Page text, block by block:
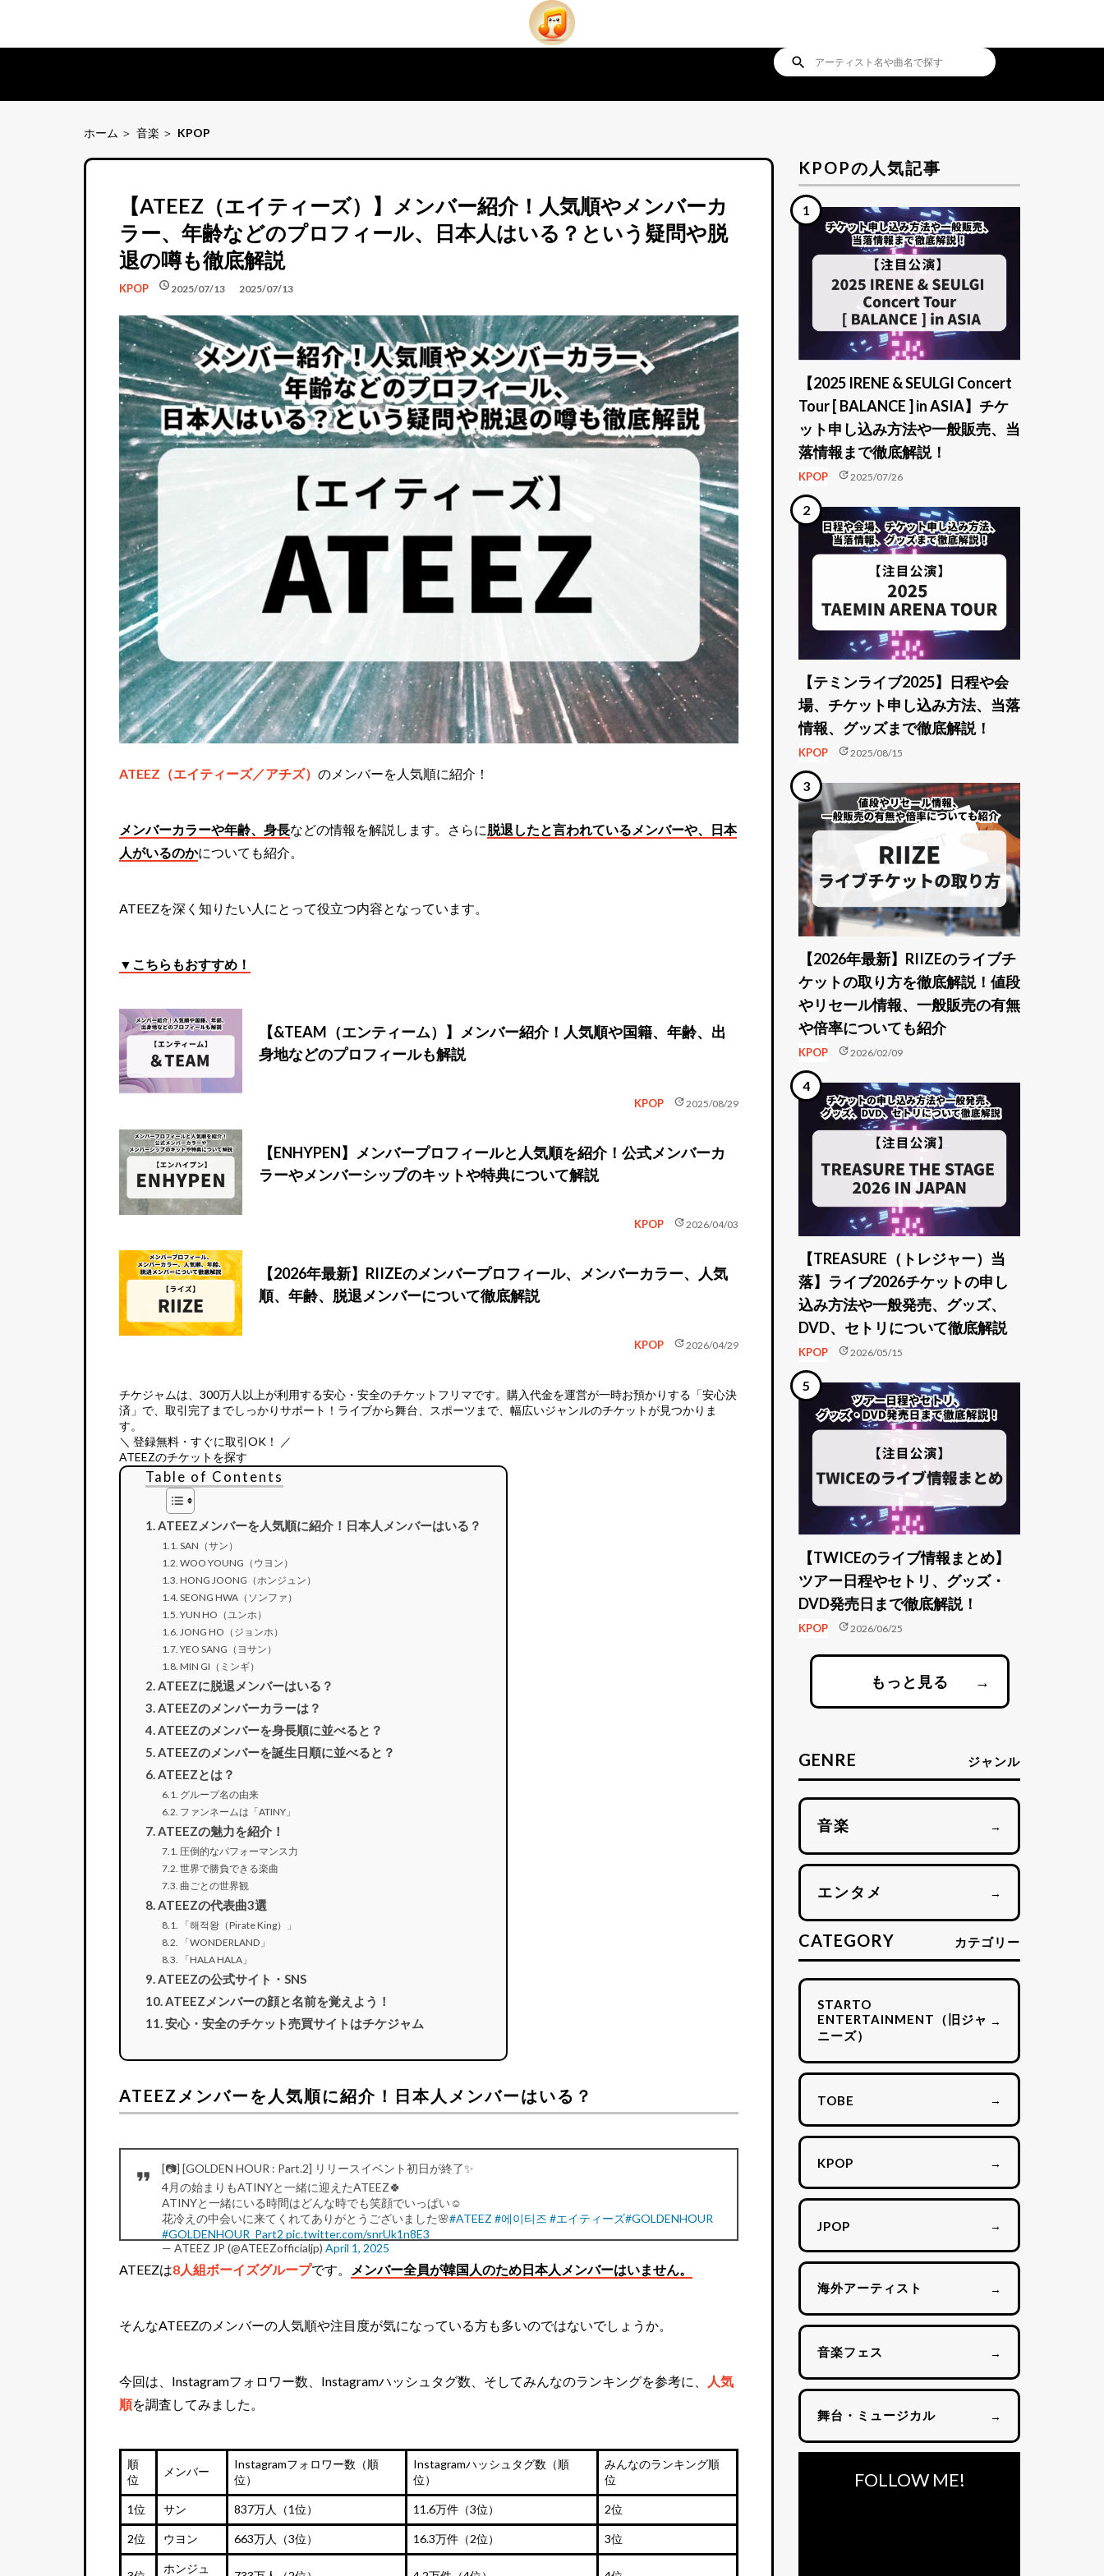
search
ホーム 音楽 KPOP
【ATEEZ（エイティーズ）】メンバー紹介！人気順やメンバーカ
ラー、年齢などのプロフィール、日本人はいる？という疑問や脱
退の噂も徹底解説
KPOP schedule2025/07/13
schedule 2025/07/13
ATEEZ（エイティーズ／アチズ） のメンバーを人気順に紹介！
メンバーカラーや年齢、身長などの情報を解説します。さらに脱退したと言われているメンバーや、日本
人がいるのかについても紹介。
ATEEZを深く知りたい人にとって役立つ内容となっています。
▼こちらもおすすめ！
【&TEAM（エンティーム）】メンバー紹介！人気順や国籍、年齢、出
身地などのプロフィールも解説
KPOP update2025/08/29
【ENHYPEN】メンバープロフィールと人気順を紹介！公式メンバーカ
ラーやメンバーシップのキットや特典について解説
KPOP update2026/04/03
【2026年最新】RIIZEのメンバープロフィール、メンバーカラー、人気
順、年齢、脱退メンバーについて徹底解説
KPOP update2026/04/29
チケジャムは、 300万人以上が利用する安心・安全のチケットフリマです。購入代金を運営が一時お預かりする「安心決
済」で、取引完了までしっかりサポート！ライブから舞台、スポーツまで、幅広いジャンルのチケットが見つかりま
す。
＼ 登録無料・すぐに取引OK！ ／
ATEEZのチケットを探す
Table of Contents
ATEEZメンバーを人気順に紹介！日本人メンバーはいる？
SAN（サン）
WOO YOUNG（ウヨン）
HONG JOONG（ホンジュン）
SEONG HWA（ソンファ）
YUN HO（ユンホ）
JONG HO（ジョンホ）
YEO SANG（ヨサン）
MIN GI（ミンギ）
ATEEZに脱退メンバーはいる？
ATEEZのメンバーカラーは？
ATEEZのメンバーを身長順に並べると？
ATEEZのメンバーを誕生日順に並べると？
ATEEZとは？
グループ名の由来
ファンネームは「ATINY」
ATEEZの魅力を紹介！
圧倒的なパフォーマンス力
世界で勝負できる楽曲
曲ごとの世界観
ATEEZの代表曲3選
「해적왕（Pirate King）」
「WONDERLAND」
「HALA HALA」
ATEEZの公式サイト・SNS
ATEEZメンバーの顔と名前を覚えよう！
安心・安全のチケット売買サイトはチケジャム
ATEEZメンバーを人気順に紹介！日本人メンバーはいる？
[📷] [GOLDEN HOUR : Part.2] リリースイベント初日が終了✨
4月の始まりもATINYと一緒に迎えたATEEZ🍀
ATINYと一緒にいる時間はどんな時でも笑顔でいっぱい☺️
花冷えの中会いに来てくれてありがとうございました🌸#ATEEZ #에이티즈 #エイティーズ#GOLDENHOUR
#GOLDENHOUR_Part2 pic.twitter.com/snrUk1n8E3
— ATEEZ JP (@ATEEZofficialjp) April 1, 2025
ATEEZは8人組ボーイズグループです。 メンバー全員が韓国人のため日本人メンバーはいません。
そんなATEEZのメンバーの人気順や注目度が気になっている方も多いのではないでしょうか。
今回は、Instagramフォロワー数、Instagramハッシュタグ数、そしてみんなのランキングを参考に、
人気
順を調査してみました。
順
位
メンバー
Instagramフォロワー数（順
位）
Instagramハッシュタグ数（順
位）
みんなのランキング順
位
1位 サン 837万人（1位） 11.6万件（3位） 2位
2位 ウヨン 663万人（3位） 16.3万件（2位） 3位
ホンジュ
KPOPの人気記事
【2025 IRENE & SEULGI Concert
Tour [ BALANCE ] in ASIA】チケ
ット申し込み方法や一般販売、当
落情報まで徹底解説！
KPOP update2025/07/26
【テミンライブ2025】日程や会
場、チケット申し込み方法、当落
情報、グッズまで徹底解説！
KPOP update2025/08/15
【2026年最新】RIIZEのライブチ
ケットの取り方を徹底解説！値段
やリセール情報、一般販売の有無
や倍率についても紹介
KPOP update2026/02/09
【TREASURE（トレジャー）当
落】ライブ2026チケットの申し
込み方法や一般発売、グッズ、
DVD、セトリについて徹底解説
KPOP update2026/05/15
【TWICEのライブ情報まとめ】
ツアー日程やセトリ、グッズ・
DVD発売日まで徹底解説！
KPOP update2026/06/25
もっと見る →
GENRE ジャンル
音楽 →
エンタメ →
CATEGORY カテゴリー
STARTO
ENTERTAINMENT（旧ジャ
ニーズ）
→
TOBE →
KPOP →
JPOP →
海外アーティスト →
音楽フェス →
舞台・ミュージカル →
FOLLOW ME!